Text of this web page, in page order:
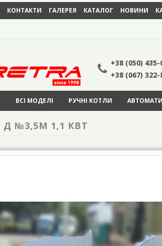
КОНТАКТИ ГАЛЕРЕЯ КАТАЛОГ НОВИНИ
+38 (050) 435-
+38 (067) 322-
ВСІ МОДЕЛІ РУЧНІ КОТЛИ
№3,5М 1,1 КВТ